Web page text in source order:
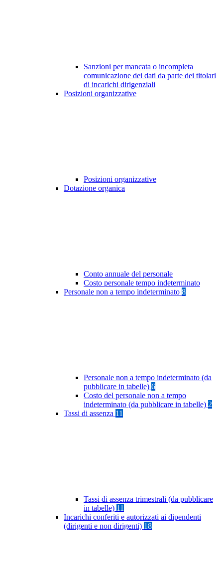
Sanzioni per mancata o incompleta
comunicazione dei dati da parte dei titolari
di incarichi dirigenziali
Posizioni organizzative
Posizioni organizzative
Dotazione organica
Conto annuale del personale
Costo personale tempo indeterminato
Personale non a tempo indeterminato 8
Personale non a tempo indeterminato (da
pubblicare in tabelle) 6
Costo del personale non a tempo
indeterminato (da pubblicare in tabelle) 2
Tassi di assenza 11
Tassi di assenza trimestrali (da pubblicare
in tabelle) 11
Incarichi conferiti e autorizzati ai dipendenti
(dirigenti e non dirigenti) 18